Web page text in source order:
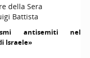
della Sera
Battista
antisemiti nel
Israele»